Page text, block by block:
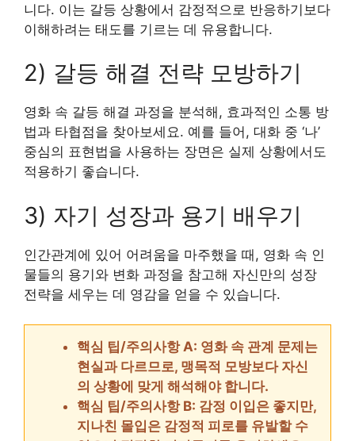
니다. 이는 갈등 상황에서 감정적으로 반응하기보다
이해하려는 태도를 기르는 데 유용합니다.
2) 갈등 해결 전략 모방하기
영화 속 갈등 해결 과정을 분석해, 효과적인 소통 방
법과 타협점을 찾아보세요. 예를 들어, 대화 중 ‘나’
중심의 표현법을 사용하는 장면은 실제 상황에서도
적용하기 좋습니다.
3) 자기 성장과 용기 배우기
인간관계에 있어 어려움을 마주했을 때, 영화 속 인
물들의 용기와 변화 과정을 참고해 자신만의 성장
전략을 세우는 데 영감을 얻을 수 있습니다.
핵심 팁/주의사항 A: 영화 속 관계 문제는
현실과 다르므로, 맹목적 모방보다 자신
의 상황에 맞게 해석해야 합니다.
핵심 팁/주의사항 B: 감정 이입은 좋지만,
지나친 몰입은 감정적 피로를 유발할 수